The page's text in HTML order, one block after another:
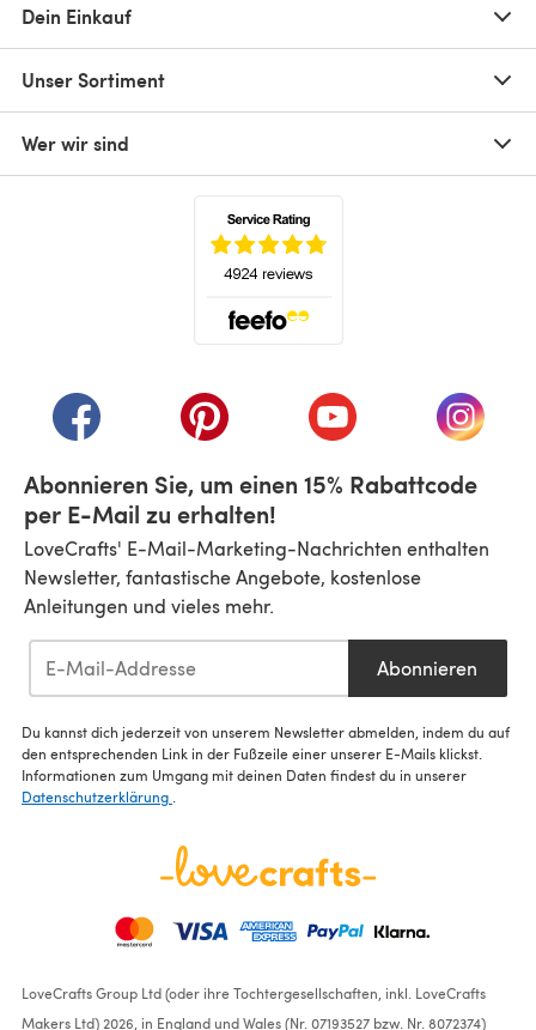
Dein Einkauf
Unser Sortiment
Wer wir sind
(öffnet sich in einem neuen Tab)
(öffnet sich in einem neuen Tab)
(öffnet sich in einem
(öffnet
Abonnieren Sie, um einen 15% Rabattcode
per E-Mail zu erhalten!
LoveCrafts' E-Mail-Marketing-Nachrichten enthalten
Newsletter, fantastische Angebote, kostenlose
Anleitungen und vieles mehr.
Abonnieren
Du kannst dich jederzeit von unserem Newsletter abmelden, indem du auf
den entsprechenden Link in der Fußzeile einer unserer E-Mails klickst.
Informationen zum Umgang mit deinen Daten findest du in unserer
Datenschutzerklärung
LoveCrafts Group Ltd (oder ihre Tochtergesellschaften, inkl. LoveCrafts
Makers Ltd) 2026, in England und Wales (Nr. 07193527 bzw. Nr. 8072374)